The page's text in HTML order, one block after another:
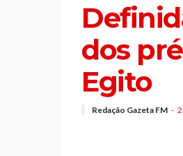
dos
Egito
Redação Gazeta FM